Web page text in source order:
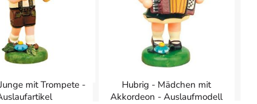
mit Trompete -
Hubrig - Mädchen mit
Akkordeon - Auslaufmodell